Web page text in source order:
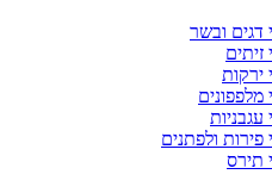
דגים ובשר
זיתים
ירקות
מלפפונים
עגבניות
פירות ולפתנים
תירס